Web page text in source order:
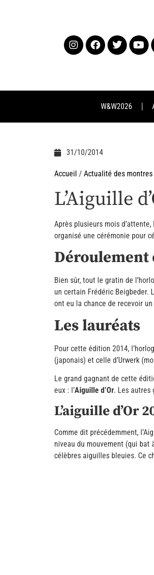
W&W2026
31/10/2014
Accueil / Actualité des montres
L’Aiguille
Après plusieurs mois
organisé une cérémonie pour
Déroulement
Bien sûr, tout le gratin de
un certain Frédéric Beigbeder.
ont eu la chance de recevoir
Les lauréats
Pour cette édition 2014,
(japonais) et celle d’Urwerk
Le grand gagnant de cette
eux : l’Aiguille d’Or. Les autres
L’aiguille d’Or
Comme dit précédemment,
niveau du mouvement (qui bat
célèbres aiguilles bleuies. Ce